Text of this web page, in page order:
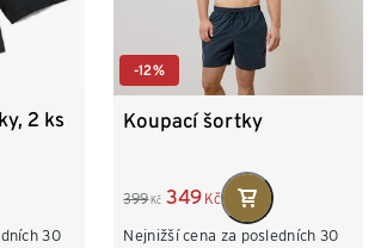
2 ks
30
-12%
Koupací šortky
399 Kč 349 Kč
Nejnižší cena za posledních 30